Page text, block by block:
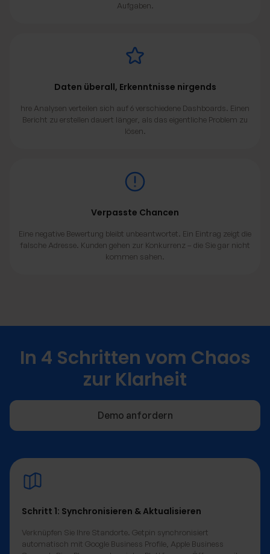
Aufgaben.
Daten überall, Erkenntnisse nirgends
hre Analysen verteilen sich auf 6 verschiedene Dashboards. Einen
Bericht zu erstellen dauert länger, als das eigentliche Problem zu
lösen.
Verpasste Chancen
Eine negative Bewertung bleibt unbeantwortet. Ein Eintrag zeigt die
falsche Adresse. Kunden gehen zur Konkurrenz – die Sie gar nicht
kommen sahen.
In 4 Schritten vom Chaos
zur Klarheit
Demo anfordern
Schritt 1: Synchronisieren & Aktualisieren
Verknüpfen Sie Ihre Standorte. Getpin synchronisiert
automatisch mit Google Business Profile, Apple Business